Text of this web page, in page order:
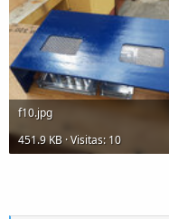
f10.jpg
451.9 KB · Visitas: 10